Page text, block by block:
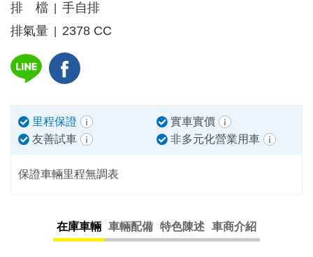
排 檔
手自排
排氣量
2378 CC
里程保證
實車實價
友善試車
非多元化營業用車
保證車輛里程無調表
在庫車輛 車輛配備 特色陳述 車商介紹